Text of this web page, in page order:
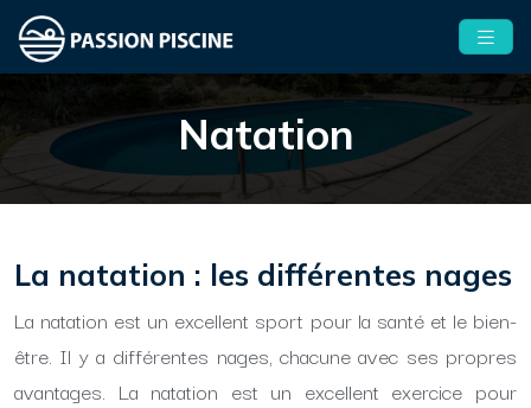
Natation
La natation : les différentes nages
La natation est un excellent sport pour la santé et le bien-
être. Il y a différentes nages, chacune avec ses propres
avantages. La natation est un excellent exercice pour